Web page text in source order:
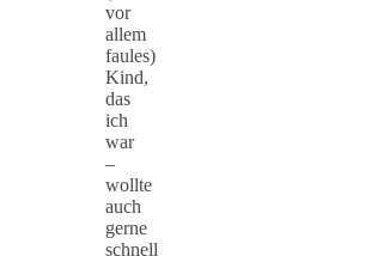
vor
allem
faules)
Kind,
das
ich
war
–
wollte
auch
gerne
schnell